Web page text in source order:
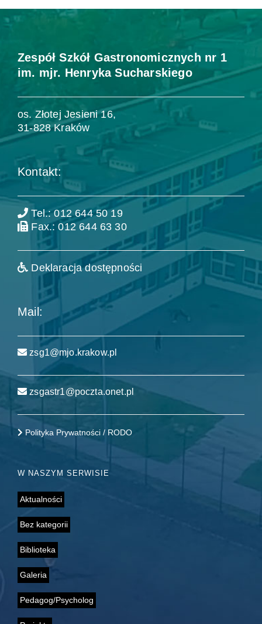
Zespół Szkół Gastronomicznych nr 1
im. mjr. Henryka Sucharskiego
os. Złotej Jesieni 16,
31-828 Kraków
Kontakt:
Tel.: 012 644 50 19
Fax.: 012 644 63 30
Deklaracja dostępności
Mail:
zsg1@mjo.krakow.pl
zsgastr1@poczta.onet.pl
Polityka Prywatności / RODO
W NASZYM SERWISIE
Aktualności
Bez kategorii
Biblioteka
Galeria
Pedagog/Psycholog